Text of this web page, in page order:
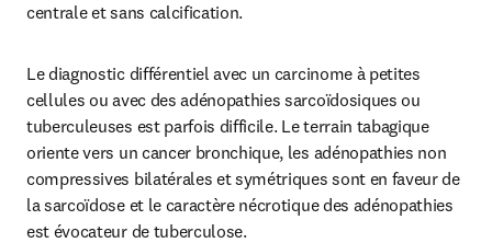
centrale et sans calcification.
Le diagnostic différentiel avec un carcinome à petites
cellules ou avec des adénopathies sarcoïdosiques ou
tuberculeuses est parfois difficile. Le terrain tabagique
oriente vers un cancer bronchique, les adénopathies non
compressives bilatérales et symétriques sont en faveur de
la sarcoïdose et le caractère nécrotique des adénopathies
est évocateur de tuberculose.